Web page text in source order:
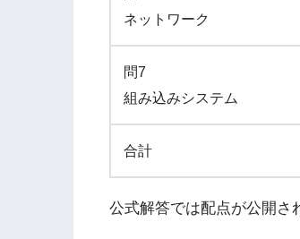
ネットワーク
問7
組み込みシステム
合計
公式解答では配点が公開さ